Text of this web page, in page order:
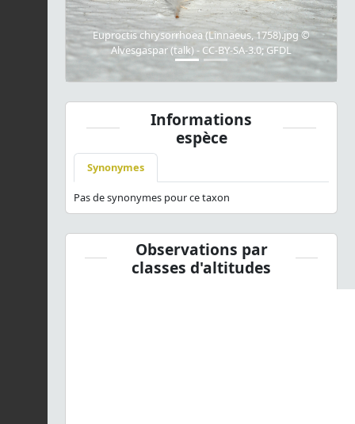
Euproctis chrysorrhoea (Linnaeus, 1758).jpg ©
Alvesgaspar (talk) - CC-BY-SA-3.0; GFDL
Informations
espèce
Synonymes
Pas de synonymes pour ce taxon
Observations par
classes d'altitudes